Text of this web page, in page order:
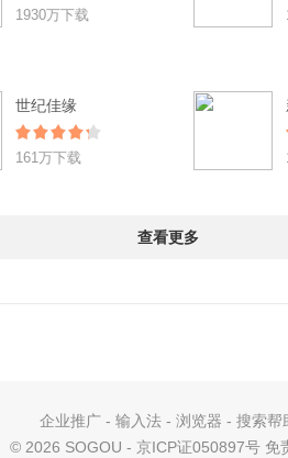
1930万下载
世纪佳缘
161万下载
查看更多
企业推广- 输入法- 浏览器 - 搜索帮
© 2026 SOGOU - 京ICP证050897号 免